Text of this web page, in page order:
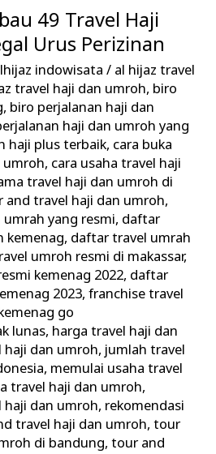
49 Travel Haji
Urus Perizinan
indowisata/ al hijaz travel
travel haji dan umroh, biro
, biro perjalanan haji dan
haji dan umroh yang
haji plus terbaik, cara buka
umroh, cara usaha travel haji
travel haji dan umroh di
and travel haji dan umroh,
yang resmi, daftar
kemenag, daftar travel umrah
umroh resmi di makassar,
kemenag 2022, daftar
2023,franchise travel
go
lunas, harga travel haji dan
haji dan umroh, jumlah travel
, memulai usaha travel
travel haji dan umroh,
haji dan umroh, rekomendasi
travel haji dan umroh,tour
di bandung,tour and